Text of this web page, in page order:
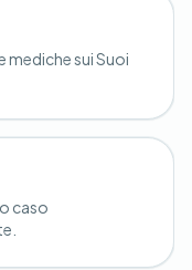
mediche sui Suoi
caso